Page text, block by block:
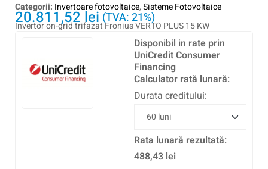
Categorii: Invertoare fotovoltaice,Sisteme Fotovoltaice
20.811,52lei (TVA: 21%)
Invertor on-grid trifazat Fronius VERTO PLUS 15 KW
Disponibil in rate prin
UniCredit Consumer
Financing
Calculator rată lunară:
Durata creditului:
Rata lunară rezultată:
488,43 lei